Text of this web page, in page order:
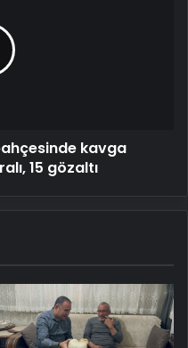
kavga
15 gözaltı